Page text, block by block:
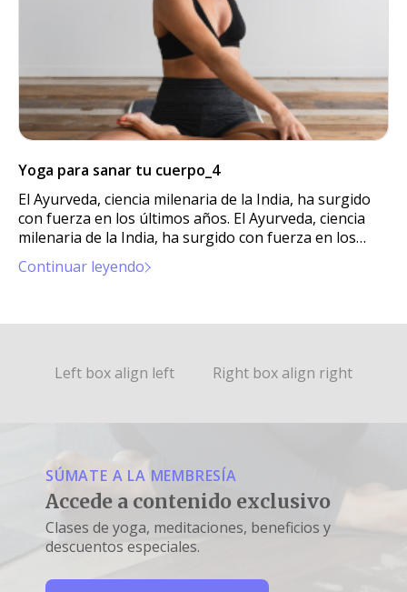
Yoga para sanar tu cuerpo_4
El Ayurveda, ciencia milenaria de la India, ha surgido
con fuerza en los últimos años. El Ayurveda, ciencia
milenaria de la India, ha surgido con fuerza en los
últimos años.
Continuar leyendo
Left box align left Right box align right
SÚMATE A LA MEMBRESÍA
Accede a contenido exclusivo
Clases de yoga, meditaciones, beneficios y
descuentos especiales.